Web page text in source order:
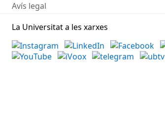
Avís legal
La Universitat a les xarxes